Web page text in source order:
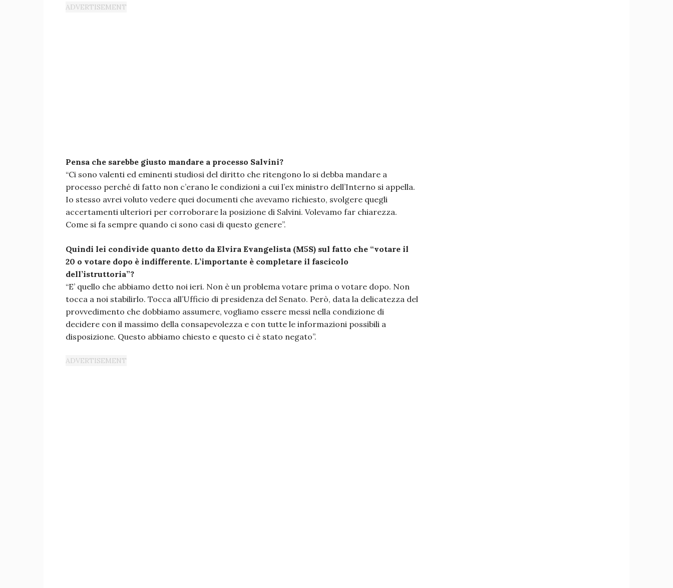
Pensa che sarebbe giusto mandare a processo Salvini?
“Ci sono valenti ed eminenti studiosi del diritto che ritengono lo si debba mandare a
processo perché di fatto non c’erano le condizioni a cui l’ex ministro dell’Interno si appella.
Io stesso avrei voluto vedere quei documenti che avevamo richiesto, svolgere quegli
accertamenti ulteriori per corroborare la posizione di Salvini. Volevamo far chiarezza.
Come si fa sempre quando ci sono casi di questo genere”.
Quindi lei condivide quanto detto da Elvira Evangelista (M5S) sul fatto che “votare il
20 o votare dopo è indifferente. L’importante è completare il fascicolo
dell’istruttoria”?
“E’ quello che abbiamo detto noi ieri. Non è un problema votare prima o votare dopo. Non
tocca a noi stabilirlo. Tocca all’Ufficio di presidenza del Senato. Però, data la delicatezza del
provvedimento che dobbiamo assumere, vogliamo essere messi nella condizione di
decidere con il massimo della consapevolezza e con tutte le informazioni possibili a
disposizione. Questo abbiamo chiesto e questo ci è stato negato”.